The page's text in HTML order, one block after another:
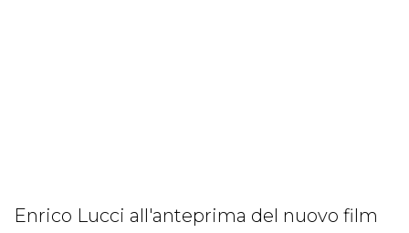
Enrico Lucci all'anteprima del nuovo film